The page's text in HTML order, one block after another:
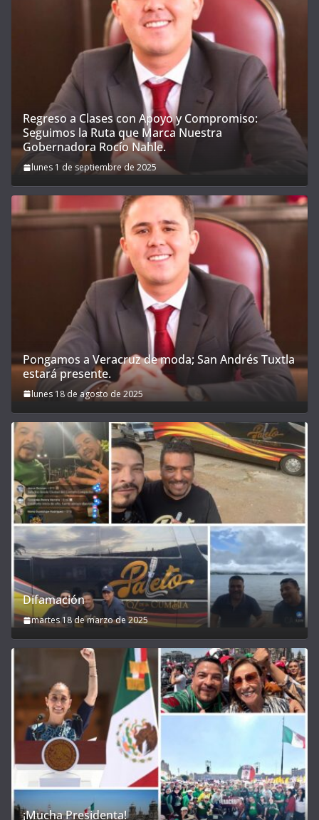
Regreso a Clases con Apoyo y Compromiso:
Seguimos la Ruta que Marca Nuestra
Gobernadora Rocío Nahle.
lunes 1 de septiembre de 2025
Pongamos a Veracruz de moda; San Andrés Tuxtla
estará presente.
lunes 18 de agosto de 2025
Difamación
martes 18 de marzo de 2025
¡Mucha Presidenta!